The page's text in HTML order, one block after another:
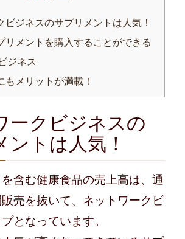
ビジネスのサプリメントは人気！
リメントを購入することができる
ジネス
もメリットが満載！
ークビジネスの
ントは人気！
含む健康食品の売上高は、通
売を抜いて、ネットワークビ
となっています。